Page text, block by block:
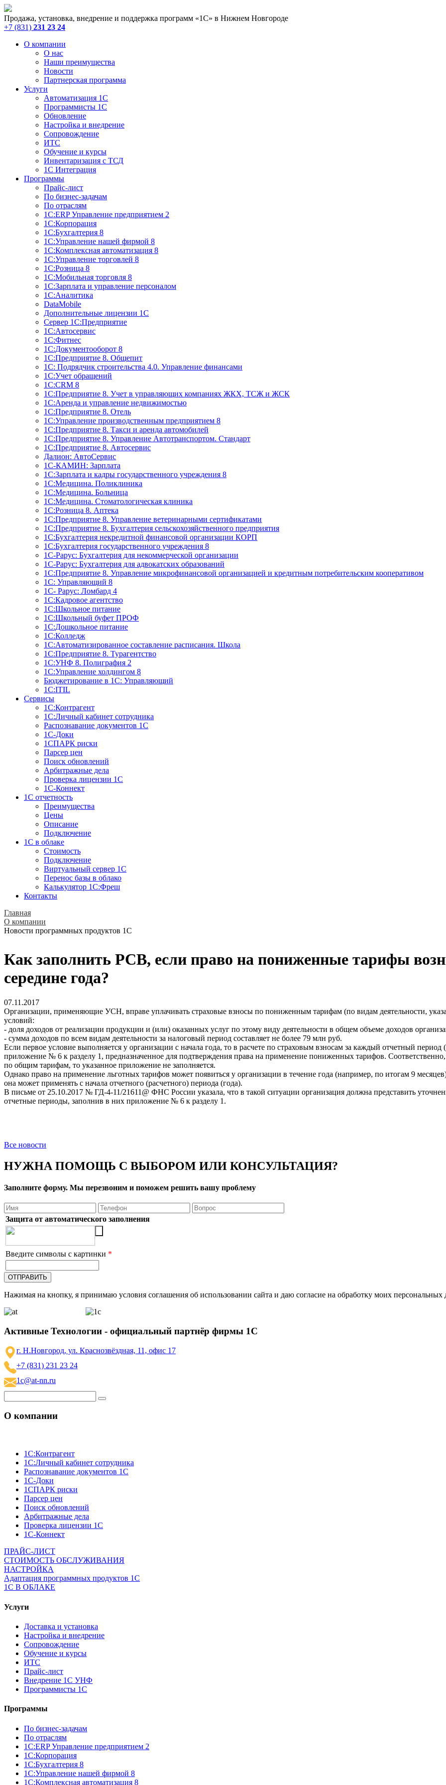
Продажа, установка, внедрение и поддержка программ «1С» в Нижнем Новгороде
+7 (831) 231 23 24
О компании
О нас
Наши преимущества
Новости
Партнерская программа
Услуги
Автоматизация 1С
Программисты 1С
Обновление
Настройка и внедрение
Сопровождение
ИТС
Обучение и курсы
Инвентаризация с ТСД
1С Интеграция
Программы
Прайс-лист
По бизнес-задачам
По отраслям
1C:ERP Управление предприятием 2
1С:Корпорация
1С:Бухгалтерия 8
1С:Управление нашей фирмой 8
1С:Комплексная автоматизация 8
1С:Управление торговлей 8
1С:Розница 8
1С:Мобильная торговля 8
1С:Зарплата и управление персоналом
1С:Аналитика
DataMobile
Дополнительные лицензии 1С
Сервер 1С:Предприятие
1С:Автосервис
1С:Фитнес
1С:Документооборот 8
1С:Предприятие 8. Общепит
1С: Подрядчик строительства 4.0. Управление финансами
1С:Учет обращений
1C:CRM 8
1С:Предприятие 8. Учет в управляющих компаниях ЖКХ, ТСЖ и ЖСК
1С:Аренда и управление недвижимостью
1С:Предприятие 8. Отель
1C:Управление производственным предприятием 8
1C:Предприятие 8. Такси и аренда автомобилей
1С:Предприятие 8. Управление Автотранспортом. Стандарт
1C:Предприятие 8. Автосервис
Далион: АвтоСервис
1С-КАМИН: Зарплата
1С:Зарплата и кадры государственного учреждения 8
1С:Медицина. Поликлиника
1С:Медицина. Больница
1С:Медицина. Стоматологическая клиника
1С:Розница 8. Аптека
1C:Предприятие 8. Управление ветеринарными сертификатами
1С:Предприятие 8. Бухгалтерия сельскохозяйственного предприятия
1C:Бухгалтерия некредитной финансовой организации КОРП
1С:Бухгалтерия государственного учреждения 8
1С-Рарус: Бухгалтерия для некоммерческой организации
1С-Рарус: Бухгалтерия для адвокатских образований
1С:Предприятие 8. Управление микрофинансовой организацией и кредитным потребительским кооперативом
1С: Управляющий 8
1С- Рарус: Ломбард 4
1С:Кадровое агентство
1С:Школьное питание
1С:Школьный буфет ПРОФ
1C:Дошкольное питание
1С:Колледж
1С:Автоматизированное составление расписания. Школа
1С:Предприятие 8. Турагентство
1С:УНФ 8. Полиграфия 2
1С:Управление холдингом 8
Бюджетирование в 1С: Управляющий
1С:ITIL
Сервисы
1C:Контрагент
1С:Личный кабинет сотрудника
Распознавание документов 1С
1С-Доки
1CПАРК риски
Парсер цен
Поиск обновлений
Арбитражные дела
Проверка лицензии 1С
1С-Коннект
1C отчетность
Преимущества
Цены
Описание
Подключение
1С в облаке
Стоимость
Подключение
Виртуальный сервер 1С
Перенос базы в облако
Калькулятор 1С:Фреш
Контакты
Главная
О компании
Новости программных продуктов 1С
Как заполнить РСВ, если право на пониженные тарифы
середине года?
07.11.2017
Организации, применяющие УСН, вправе уплачивать страховые взносы по пониженным тарифам (по видам деятельности,
условий:
- доля доходов от реализации продукции и (или) оказанных услуг по этому виду деятельности в общем объеме доходов
- сумма доходов по всем видам деятельности за налоговый период составляет не более 79 млн руб.
Если первое условие выполняется у организации с начала года, то в расчете по страховым взносам за каждый отчетный
приложение № 6 к разделу 1, предназначенное для подтверждения права на применение пониженных тарифов.
по общим тарифам, то указанное приложение не заполняется.
Однако право на применение льготных тарифов может появиться у организации в течение года (например, по итогам 9
она может применять с начала отчетного (расчетного) периода (года).
В письме от 25.10.2017 № ГД-4-11/21611@ ФНС России указала, что в такой ситуации организация должна представить
отчетные периоды, заполнив в них приложение № 6 к разделу 1.
Все новости
НУЖНА ПОМОЩЬ С ВЫБОРОМ ИЛИ КОНСУЛЬТАЦИЯ?
Заполните форму. Мы перезвоним и поможем решить вашу проблему
Защита от автоматического заполнения
Введите символы с картинки *
Нажимая на кнопку, я принимаю условия соглашения об использовании сайта и даю согласие на обработку моих персональных
Активные Технологии - официальный партнёр фирмы 1С
г. Н.Новгород, ул. Краснозвёздная, 11, офис 17
+7 (831) 231 23 24
1c@at-nn.ru
О компании
1C:Контрагент
1С:Личный кабинет сотрудника
Распознавание документов 1С
1С-Доки
1CПАРК риски
Парсер цен
Поиск обновлений
Арбитражные дела
Проверка лицензии 1С
1С-Коннект
ПРАЙС-ЛИСТ
СТОИМОСТЬ ОБСЛУЖИВАНИЯ
НАСТРОЙКА
Адаптация программных продуктов 1С
1С В ОБЛАКЕ
Услуги
Доставка и установка
Настройка и внедрение
Сопровождение
Обучение и курсы
ИТС
Прайс-лист
Внедрение 1С УНФ
Программисты 1С
Программы
По бизнес-задачам
По отраслям
1C:ERP Управление предприятием 2
1С:Корпорация
1С:Бухгалтерия 8
1С:Управление нашей фирмой 8
1С:Комплексная автоматизация 8